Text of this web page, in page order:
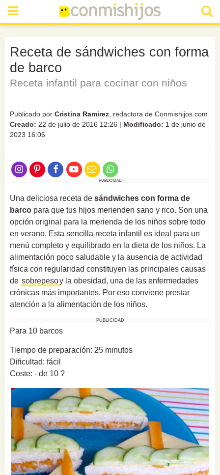
Receta de sándwiches con forma
de barco
Receta infantil para cocinar con niños
Publicado por Cristina Ramirez , redactora de Conmishijos.com
Creado: 22 de julio de 2016 12:26 | Modificado: 1 de junio de
2023 16:06
PUBLICIDAD
Una deliciosa receta de sándwiches con forma de
barco para que tus hijos merienden sano y rico. Son una
opción original para la merienda de los niños sobre todo
en verano. Esta sencilla receta infantil es ideal para un
menú completo y equilibrado en la dieta de los niños. La
alimentación poco saludable y la ausencia de actividad
física con regularidad constituyen las principales causas
de sobrepesoy la obesidad, una de las enfermedades
crónicas más importantes. Por eso conviene prestar
atención a la alimentación de los niños.
PUBLICIDAD
Para 10 barcos
Tiempo de preparación: 25 minutos
Dificultad: fácil
Coste: - de 10 ?